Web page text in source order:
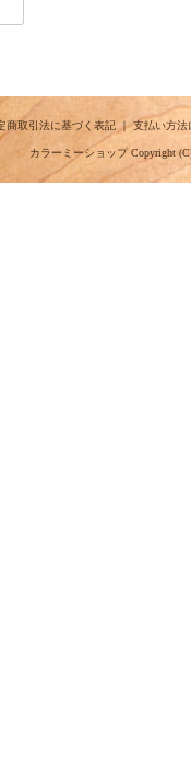
商取引法に基づく表記｜支払い方法
カラーミーショップCopyright